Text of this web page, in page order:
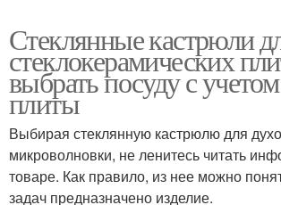
Стеклянные кастрюли
стеклокерамических
выбрать посуду с
плиты
Выбирая стеклянную кастрюлю для
микроволновки, не ленитесь читать
товаре. Как правило, из нее можно
задач предназначено изделие.